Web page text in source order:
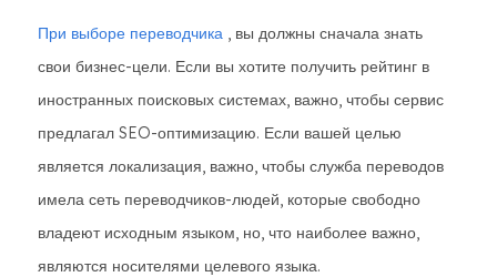
При выборе переводчика , вы должны сначала знать
свои бизнес-цели. Если вы хотите получить рейтинг в
иностранных поисковых системах, важно, чтобы сервис
предлагал SEO-оптимизацию. Если вашей целью
является локализация, важно, чтобы служба переводов
имела сеть переводчиков-людей, которые свободно
владеют исходным языком, но, что наиболее важно,
являются носителями целевого языка.